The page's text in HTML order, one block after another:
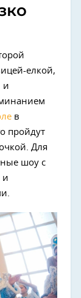
елкой,
и
в
пройдут
Для
шоу с
и